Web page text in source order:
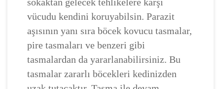
vücudu kendini koruyabilsin. Parazit
aşısının yanı sıra böcek kovucu tasmalar,
pire tasmaları ve benzeri gibi
tasmalardan da yararlanabilirsiniz. Bu
tasmalar zararlı böcekleri kedinizden